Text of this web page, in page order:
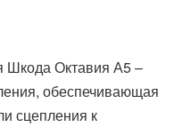
Шкода Октавия А5 –
обеспечивающая
сцепления к